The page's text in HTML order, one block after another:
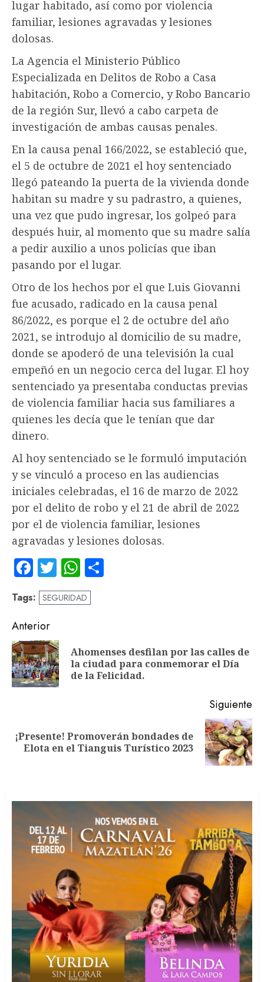
lugar habitado, así como por violencia
familiar, lesiones agravadas y lesiones
dolosas.
La Agencia el Ministerio Público
Especializada en Delitos de Robo a Casa
habitación, Robo a Comercio, y Robo Bancario
de la región Sur, llevó a cabo carpeta de
investigación de ambas causas penales.
En la causa penal 166/2022, se estableció que,
el 5 de octubre de 2021 el hoy sentenciado
llegó pateando la puerta de la vivienda donde
habitan su madre y su padrastro, a quienes,
una vez que pudo ingresar, los golpeó para
después huir, al momento que su madre salía
a pedir auxilio a unos policías que iban
pasando por el lugar.
Otro de los hechos por el que Luis Giovanni
fue acusado, radicado en la causa penal
86/2022, es porque el 2 de octubre del año
2021, se introdujo al domicilio de su madre,
donde se apoderó de una televisión la cual
empeñó en un negocio cerca del lugar. El hoy
sentenciado ya presentaba conductas previas
de violencia familiar hacia sus familiares a
quienes les decía que le tenían que dar
dinero.
Al hoy sentenciado se le formuló imputación
y se vinculó a proceso en las audiencias
iniciales celebradas, el 16 de marzo de 2022
por el delito de robo y el 21 de abril de 2022
por el de violencia familiar, lesiones
agravadas y lesiones dolosas.
Facebook
TwitterWhatsApp
Tags: SEGURIDAD
Navegación
de
entradas
Anterior
Ahomenses desfilan por las calles de
la ciudad para conmemorar el Día
de la Felicidad.
Siguiente
Siguiente
entrada:
¡Presente! Promoverán bondades de
Elota en el Tianguis Turístico 2023